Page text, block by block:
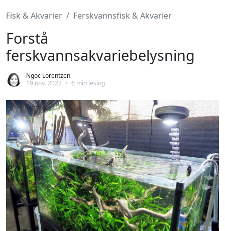
Fisk & Akvarier Ferskvannsfisk & Akvarier
Forstå
ferskvannsakvariebelysning
Ngoc Lorentzen
19 nov. 2022 • 6 min lesing